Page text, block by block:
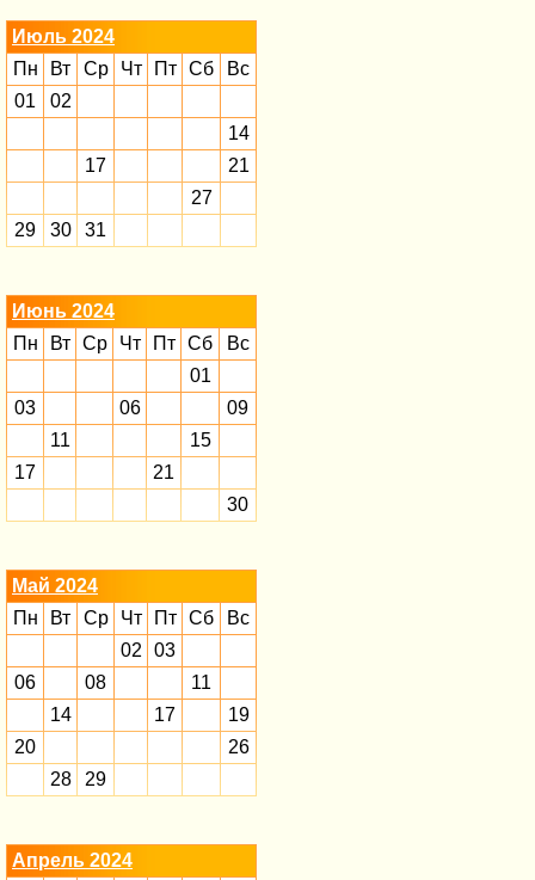
Июль 2024
Пн
Вт Ср Чт Пт Сб
Вс
01
02
14
17
21
27
29
30 31
Июнь 2024
Пн
Вт Ср Чт Пт Сб
Вс
01
03
06
09
11
15
17
21
30
Май 2024
Пн
Вт Ср Чт Пт Сб
Вс
02
03
06
08
11
14
17
19
20
26
28
29
Апрель 2024